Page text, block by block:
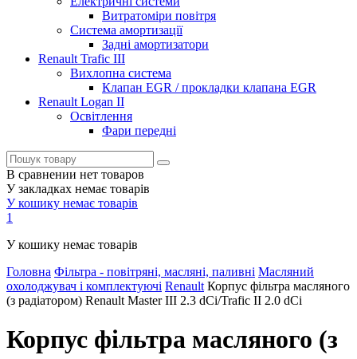
Витратоміри повітря
Система амортизації
Задні амортизатори
Renault Trafic III
Вихлопна система
Клапан EGR / прокладки клапана EGR
Renault Logan II
Освітлення
Фари передні
В сравнении нет товаров
У закладках немає товарів
У кошику немає товарів
1
У кошику немає товарів
Головна Фільтра - повітряні, масляні, паливні Масляний
охолоджувач і комплектуючі Renault Корпус фільтра масляного
(з радіатором) Renault Master III 2.3 dCi/Trafic II 2.0 dCi
Корпус фільтра масляного (з